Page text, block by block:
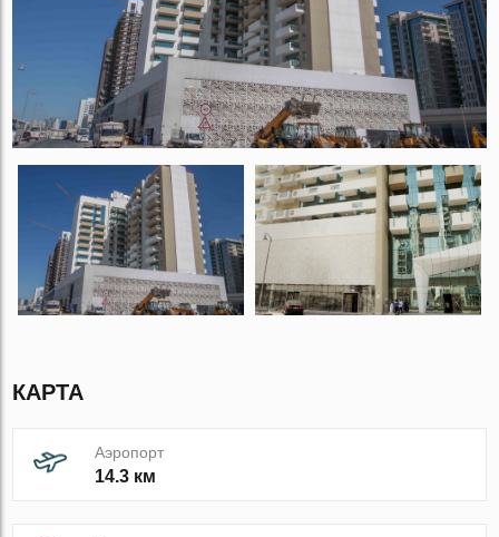
КАРТА
Аэропорт
14.3 км